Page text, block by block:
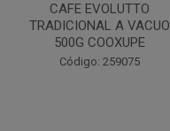
CAFE EVOLUTTO
TRADICIONAL A VACUO
500G COOXUPE
Código: 259075